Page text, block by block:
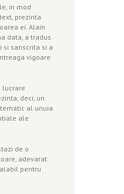
in mod
prezinta
ei. Alain
data, a tradus
sanscrita si a
vigoare
lucrare
deci, un
al unuia
ale
de o
adevarat
pentru